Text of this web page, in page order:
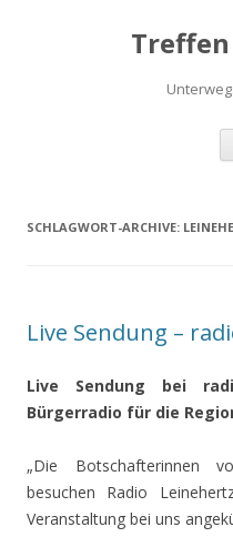
SCHLAGWORT-ARCHIVE:
Live Sendung –
Live Sendung bei
Bürgerradio für die
„Die Botschafterinnen
besuchen Radio
Veranstaltung bei uns